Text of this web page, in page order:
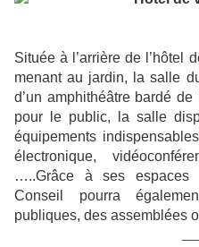
Située à l’arrière de l’hôtel
menant au jardin, la salle
d’un amphithéâtre bardé
pour le public, la salle
équipements
électronique,
…..Grâce à ses espaces
Conseil pourra
publiques, des assemblées